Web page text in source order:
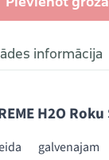
informācija
H2O